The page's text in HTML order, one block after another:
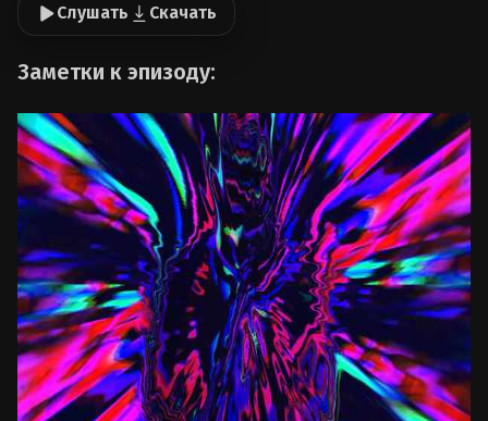
Слушать Скачать
Заметки к эпизоду: